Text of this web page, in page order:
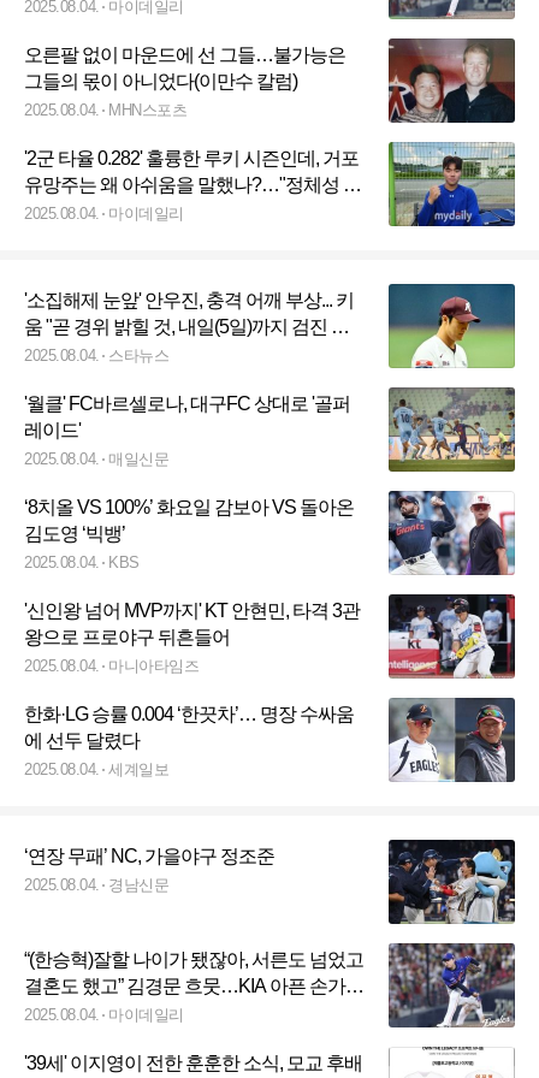
데 있어도 된다
2025.08.04. 마이데일리
오른팔 없이 마운드에 선 그들…불가능은
그들의 몫이 아니었다(이만수 칼럼)
2025.08.04. MHN스포츠
'2군 타율 0.282' 훌륭한 루키 시즌인데, 거포
유망주는 왜 아쉬움을 말했나?…"정체성 없
어진 것 같아"
2025.08.04. 마이데일리
'소집해제 눈앞' 안우진, 충격 어깨 부상... 키
움 "곧 경위 밝힐 것, 내일(5일)까지 검진 예
정"
2025.08.04. 스타뉴스
'월클' FC바르셀로나, 대구FC 상대로 '골퍼
레이드'
2025.08.04. 매일신문
‘8치올 VS 100%’ 화요일 감보아 VS 돌아온
김도영 ‘빅뱅’
2025.08.04. KBS
'신인왕 넘어 MVP까지' KT 안현민, 타격 3관
왕으로 프로야구 뒤흔들어
2025.08.04. 마니아타임즈
한화·LG 승률 0.004 ‘한끗차’… 명장 수싸움
에 선두 달렸다
2025.08.04. 세계일보
‘연장 무패’ NC, 가을야구 정조준
2025.08.04. 경남신문
“(한승혁)잘할 나이가 됐잖아, 서른도 넘었고
결혼도 했고” 김경문 흐뭇…KIA 아픈 손가락
이 한화 복덩이로 ‘우뚝’
2025.08.04. 마이데일리
'39세' 이지영이 전한 훈훈한 소식, 모교 후배